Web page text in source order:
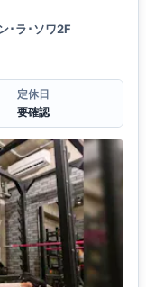
･ラ･ソワ2F
定休日
要確認